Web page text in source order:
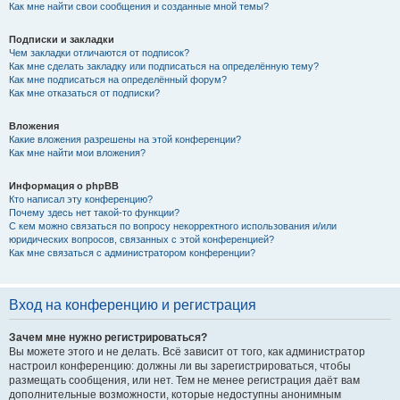
Как мне найти свои сообщения и созданные мной темы?
Подписки и закладки
Чем закладки отличаются от подписок?
Как мне сделать закладку или подписаться на определённую тему?
Как мне подписаться на определённый форум?
Как мне отказаться от подписки?
Вложения
Какие вложения разрешены на этой конференции?
Как мне найти мои вложения?
Информация о phpBB
Кто написал эту конференцию?
Почему здесь нет такой-то функции?
С кем можно связаться по вопросу некорректного использования и/или
юридических вопросов, связанных с этой конференцией?
Как мне связаться с администратором конференции?
Вход на конференцию и регистрация
Зачем мне нужно регистрироваться?
Вы можете этого и не делать. Всё зависит от того, как администратор
настроил конференцию: должны ли вы зарегистрироваться, чтобы
размещать сообщения, или нет. Тем не менее регистрация даёт вам
дополнительные возможности, которые недоступны анонимным